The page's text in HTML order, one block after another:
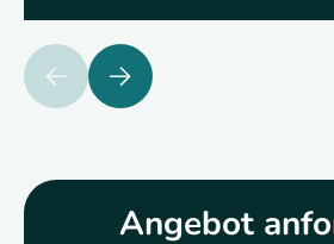
précédentsuivant
Angebot